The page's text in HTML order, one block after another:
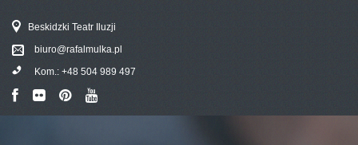
Beskidzki Teatr Iluzji
biuro@rafalmulka.pl
Kom.: +48 504 989 497